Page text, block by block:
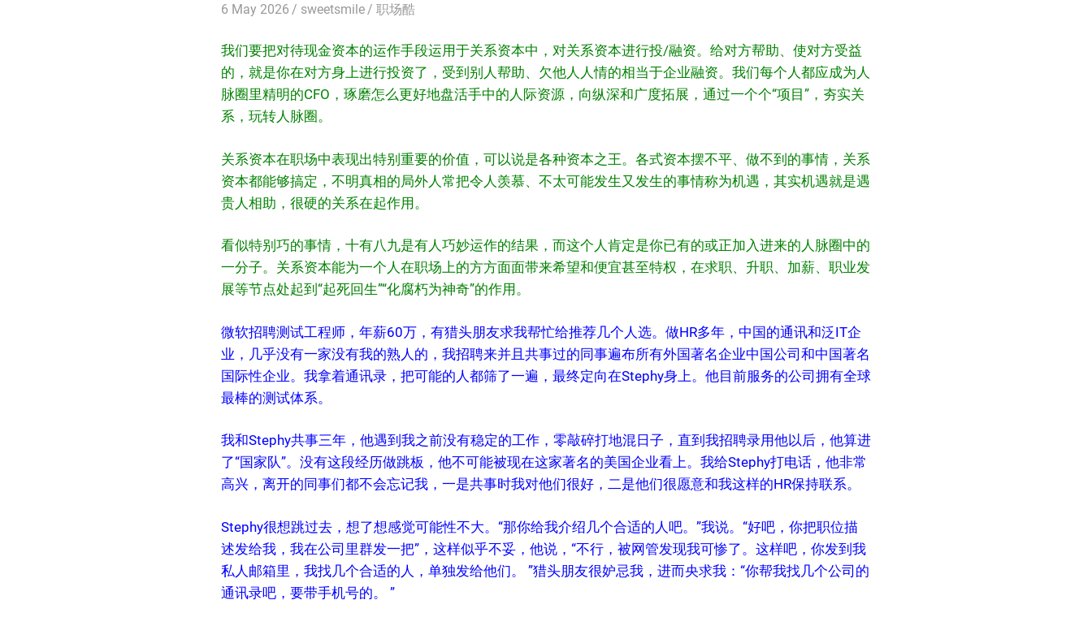
6 May 2026 sweetsmile 职场酷
我们要把对待现金资本的运作手段运用于关系资本中，对关系资本进行投/融资。给对方帮助、使对方受益
的，就是你在对方身上进行投资了，受到别人帮助、欠他人人情的相当于企业融资。我们每个人都应成为人
脉圈里精明的CFO，琢磨怎么更好地盘活手中的人际资源，向纵深和广度拓展，通过一个个“项目”，夯实关
系，玩转人脉圈。
关系资本在职场中表现出特别重要的价值，可以说是各种资本之王。各式资本摆不平、做不到的事情，关系
资本都能够搞定，不明真相的局外人常把令人羡慕、不太可能发生又发生的事情称为机遇，其实机遇就是遇
贵人相助，很硬的关系在起作用。
看似特别巧的事情，十有八九是有人巧妙运作的结果，而这个人肯定是你已有的或正加入进来的人脉圈中的
一分子。关系资本能为一个人在职场上的方方面面带来希望和便宜甚至特权，在求职、升职、加薪、职业发
展等节点处起到“起死回生”“化腐朽为神奇”的作用。
微软招聘测试工程师，年薪60万，有猎头朋友求我帮忙给推荐几个人选。做HR多年，中国的通讯和泛IT企
业，几乎没有一家没有我的熟人的，我招聘来并且共事过的同事遍布所有外国著名企业中国公司和中国著名
国际性企业。我拿着通讯录，把可能的人都筛了一遍，最终定向在Stephy身上。他目前服务的公司拥有全球
最棒的测试体系。
我和Stephy共事三年，他遇到我之前没有稳定的工作，零敲碎打地混日子，直到我招聘录用他以后，他算进
了“国家队”。没有这段经历做跳板，他不可能被现在这家著名的美国企业看上。我给Stephy打电话，他非常
高兴，离开的同事们都不会忘记我，一是共事时我对他们很好，二是他们很愿意和我这样的HR保持联系。
Stephy很想跳过去，想了想感觉可能性不大。“那你给我介绍几个合适的人吧。”我说。“好吧，你把职位描
述发给我，我在公司里群发一把”，这样似乎不妥，他说，“不行，被网管发现我可惨了。这样吧，你发到我
私人邮箱里，我找几个合适的人，单独发给他们。 ”猎头朋友很妒忌我，进而央求我：“你帮我找几个公司的
通讯录吧，要带手机号的。 ”